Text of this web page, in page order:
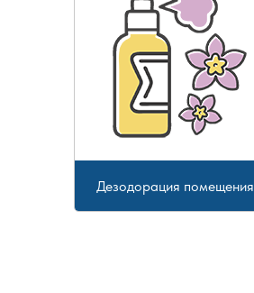
Дезодорация помещения